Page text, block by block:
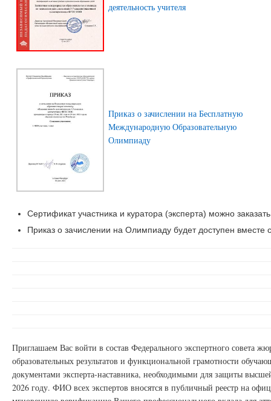
деятельность учителя
Приказ о зачислении на Бесплатную
Международную Образовательную
Олимпиаду
Сертификат участника и куратора (эксперта) можно
Приказ о зачислении на Олимпиаду будет доступен вместе
Приглашаем Вас войти в состав Федерального экспертного совета
образовательных результатов и функциональной грамотности
документами эксперта-наставника, необходимыми для защиты
2026 году. ФИО всех экспертов вносятся в публичный реестр на